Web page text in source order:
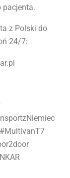
pacjenta.
z Polski do
24/7: